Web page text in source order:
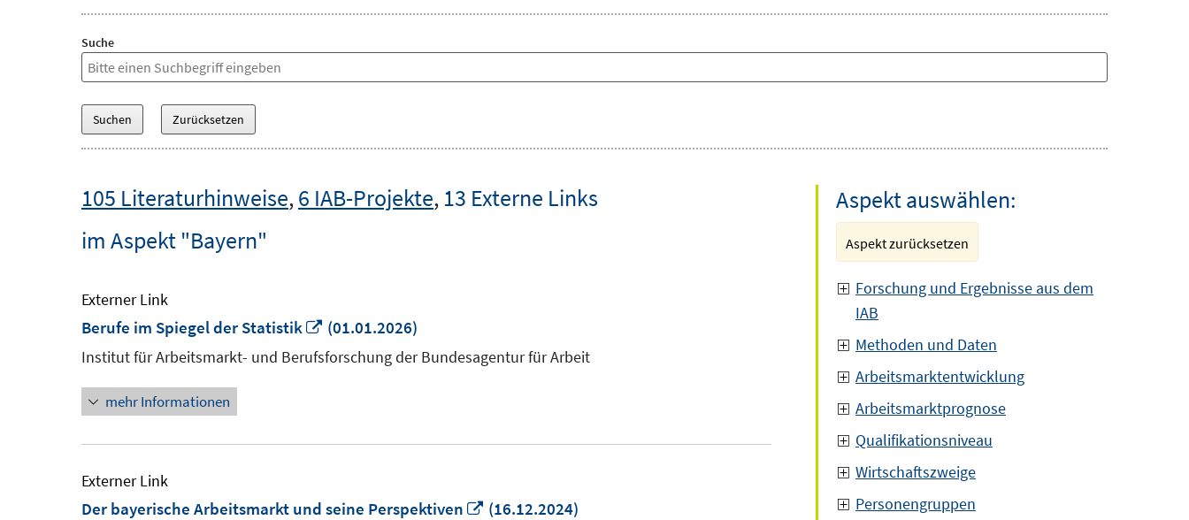
Suche
105 Literaturhinweise,6 IAB-Projekte, 13 Externe Links
im Aspekt "Bayern"
Externer Link
Berufe im Spiegel der Statistik
In
neuem
(01.01.2026)
Institut für Arbeitsmarkt- und Berufsforschung der Bundesagentur für Arbeit
mehr Informationen
Externer Link
Der bayerische Arbeitsmarkt und seine Perspektiven
In
(16.12.2024)
Aspekt auswählen:
Aspekt zurücksetzen
Forschung und Ergebnisse aus dem
IAB
Methoden und Daten
Arbeitsmarktentwicklung
Arbeitsmarktprognose
Qualifikationsniveau
Wirtschaftszweige
Personengruppen